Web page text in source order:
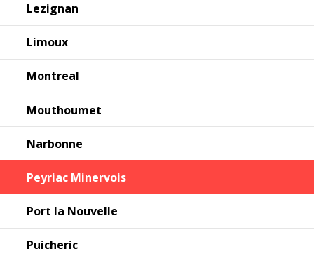
Lezignan
Limoux
Montreal
Mouthoumet
Narbonne
Peyriac Minervois
Port la Nouvelle
Puicheric